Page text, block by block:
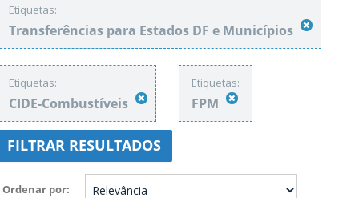
Etiquetas:
Transferências para Estados DF e Municípios
Etiquetas:
CIDE-Combustíveis
Etiquetas:
FPM
FILTRAR RESULTADOS
Ordenar por